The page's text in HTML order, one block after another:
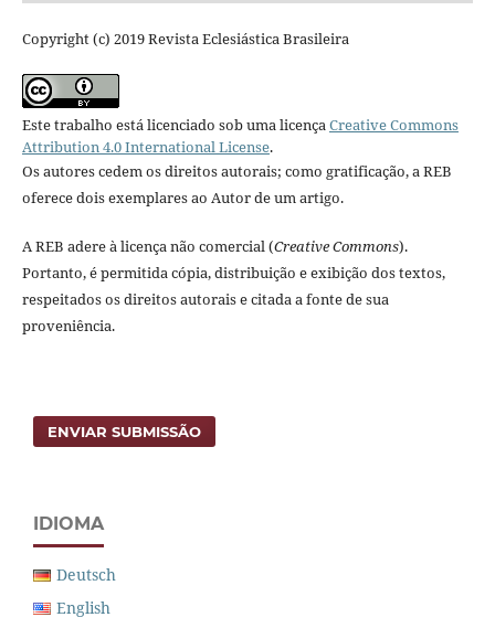
Copyright (c) 2019 Revista Eclesiástica Brasileira
Este trabalho está licenciado sob uma licençaCreative Commons
Attribution 4.0 International License.
Os autores cedem os direitos autorais; como gratificação, a REB
oferece dois exemplares ao Autor de um artigo.
A REB adere à licença não comercial (Creative Commons).
Portanto, é permitida cópia, distribuição e exibição dos textos,
respeitados os direitos autorais e citada a fonte de sua
proveniência.
ENVIAR SUBMISSÃO
IDIOMA
Deutsch
English